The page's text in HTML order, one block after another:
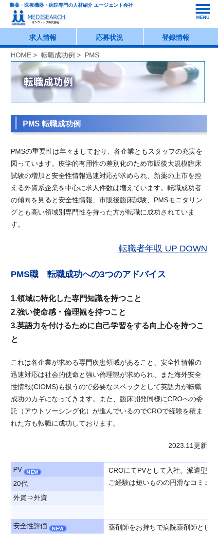
製薬・医療機器・病院専門の人材紹介 エージェント会社
MENU
求人情報 応募状況 登録情報
HOME >転職成功例 > PMS
PMS 転職成功例
PMSの重要性は年々ましており、各企業ともスタッフの充実を
図っています。疫学的有用性の差別化のため市販後大規模臨床
試験の増加と安全性情報迅速対応が求められ、新薬の上市を控
える外資系企業を中心に求人件数は増えています。転職成功者
の傾向を見ると安全性情報、市販後臨床試験、PMSモニタリン
グとも高い領域別専門性を持った方が転職に成功されていま
す。
転職者年収 UP DOWN
PMS職 転職成功への3つのアドバイス
1.領域に特化した専門知識を持つこと
2.強い使命感・倫理観を持つこと
3.英語力を付けるために自己学習をする向上心を持つこ
と
これは各企業が求める専門疾患領域があること、安全性情報の
迅速対応は社会的使命と強い倫理観が求められ、また海外安全
性情報(CIOMS)も扱うので必要なスペックとして英語力が転職
成功のカギになってきます。また、臨床開発同様にCROへの委
託（アウトソーシング化）が進んでいるのでCROで経験を積ま
れた方も転職に成功しております。
2023.11更新
PV
CROにてPVとして入社。派遣型
ご経験は短いものの円滑なコミュ
20代
外資⇒外資
安全性評価
薬剤師をお持ちで病院薬剤師とし